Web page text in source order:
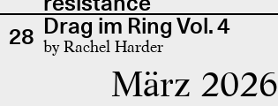
28 Drag im Ring Vol. 4
by Rachel Harder
März 2026